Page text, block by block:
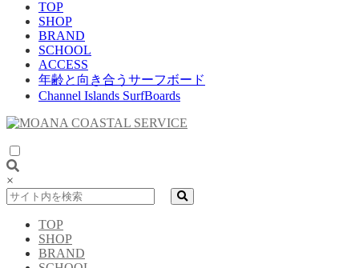
TOP
SHOP
BRAND
SCHOOL
ACCESS
年齢と向き合うサーフボード
Channel Islands SurfBoards
×
TOP
SHOP
BRAND